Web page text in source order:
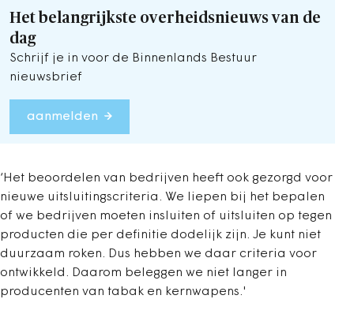
Het belangrijkste overheidsnieuws van de
dag
Schrijf je in voor de Binnenlands Bestuur
nieuwsbrief
aanmelden
‘Het beoordelen van bedrijven heeft ook gezorgd voor
nieuwe uitsluitingscriteria. We liepen bij het bepalen
of we bedrijven moeten insluiten of uitsluiten op tegen
producten die per definitie dodelijk zijn. Je kunt niet
duurzaam roken. Dus hebben we daar criteria voor
ontwikkeld. Daarom beleggen we niet langer in
producenten van tabak en kernwapens.'